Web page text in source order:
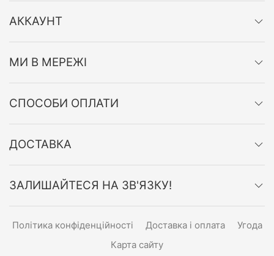
АККАУНТ
МИ В МЕРЕЖІ
СПОСОБИ ОПЛАТИ
ДОСТАВКА
ЗАЛИШАЙТЕСЯ НА ЗВ'ЯЗКУ!
Політика конфіденційності Доставка і оплата
Угода
Карта сайту